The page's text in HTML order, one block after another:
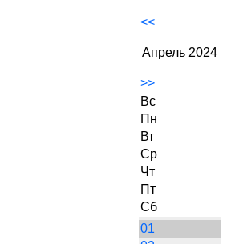
<<
Апрель 2024
>>
Вс
Пн
Вт
Ср
Чт
Пт
Сб
01